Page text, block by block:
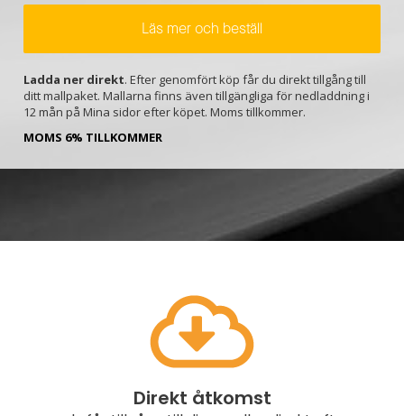
Läs mer och beställ
Ladda ner direkt. Efter genomfört köp får du direkt tillgång till
ditt mallpaket. Mallarna finns även tillgängliga för nedladdning i
12 mån på Mina sidor efter köpet. Moms tillkommer.
MOMS 6% TILLKOMMER
Direkt åtkomst